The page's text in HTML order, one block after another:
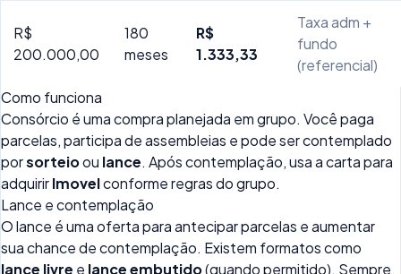
R$
200.000,00
180
meses
R$
1.333,33
Taxa adm +
fundo
(referencial)
Como funciona
Consórcio é uma compra planejada em grupo. Você paga
parcelas, participa de assembleias e pode ser contemplado
porsorteioou lance. Após contemplação, usa a carta para
adquirirImovelconforme regras do grupo.
Lance e contemplação
O lance é uma oferta para antecipar parcelas e aumentar
sua chance de contemplação. Existem formatos como
lance livre e lance embutido(quando permitido). Sempre